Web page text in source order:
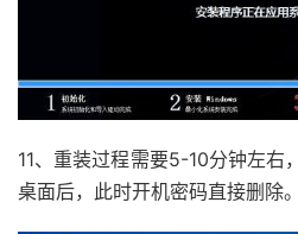
11、重装过程需要5-10分钟左右
桌面后，此时开机密码直接删除。